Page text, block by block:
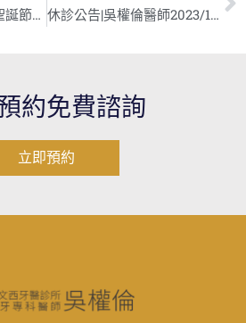
吳權倫醫師祝您2022聖誕節快樂 休診公告|吳權倫醫師2023/1/21-1/26春節期間休診
約免費諮詢
立即預約